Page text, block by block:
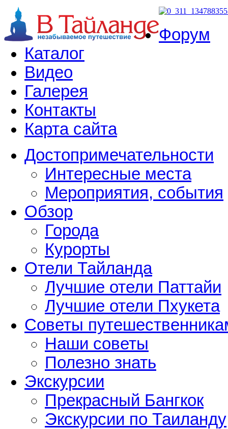
Форум
Каталог
Видео
Галерея
Контакты
Карта сайта
Достопримечательности
Интересные места
Мероприятия, события
Обзор
Города
Курорты
Отели Тайланда
Лучшие отели Паттайи
Лучшие отели Пхукета
Советы
Наши советы
Полезно знать
Экскурсии
Прекрасный Бангкок
Экскурсии по Таиланду